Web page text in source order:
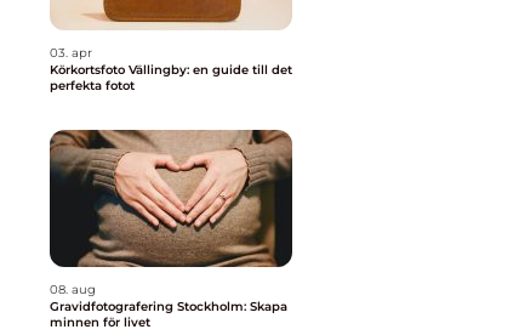
03. apr
Körkortsfoto Vällingby: en guide till det
perfekta fotot
08. aug
Gravidfotografering Stockholm: Skapa
minnen för livet